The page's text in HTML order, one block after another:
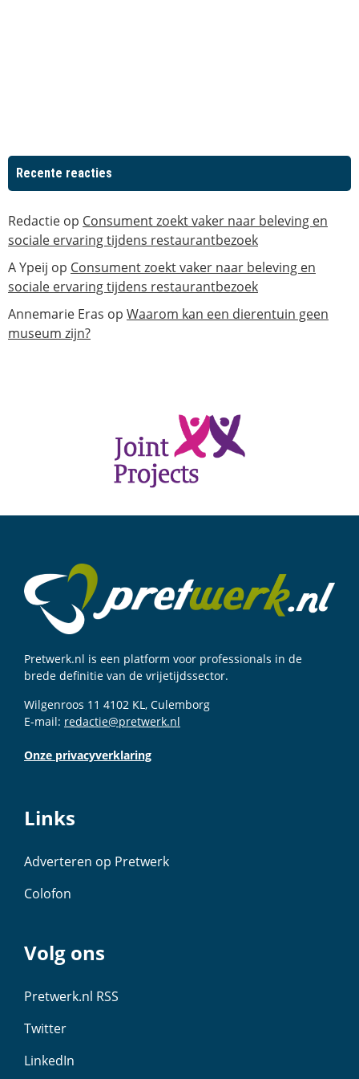
Recente reacties
Redactie op Consument zoekt vaker naar beleving en
sociale ervaring tijdens restaurantbezoek
A Ypeij op Consument zoekt vaker naar beleving en
sociale ervaring tijdens restaurantbezoek
Annemarie Eras op Waarom kan een dierentuin geen
museum zijn?
Pretwerk.nl is een platform voor professionals in de
brede definitie van de vrijetijdssector.
Wilgenroos 11 4102 KL, Culemborg
E-mail: redactie@pretwerk.nl
Onze privacyverklaring
Links
Adverteren op Pretwerk
Colofon
Volg ons
Pretwerk.nl RSS
Twitter
LinkedIn